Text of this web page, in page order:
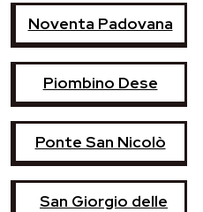
Noventa Padovana
Piombino Dese
Ponte San Nicolò
San Giorgio delle